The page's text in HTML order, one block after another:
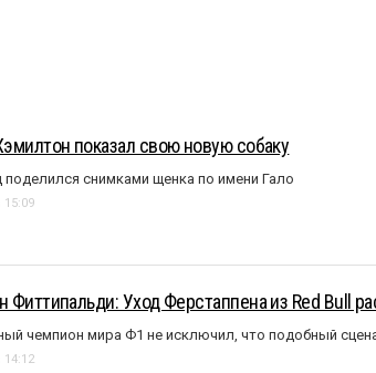
показал свою новую собаку
поделился снимками щенка по имени Гало
15:09
Фиттипальди: Уход Ферстаппена из Red Bull
чемпион мира Ф1 не исключил, что подобный
14:12